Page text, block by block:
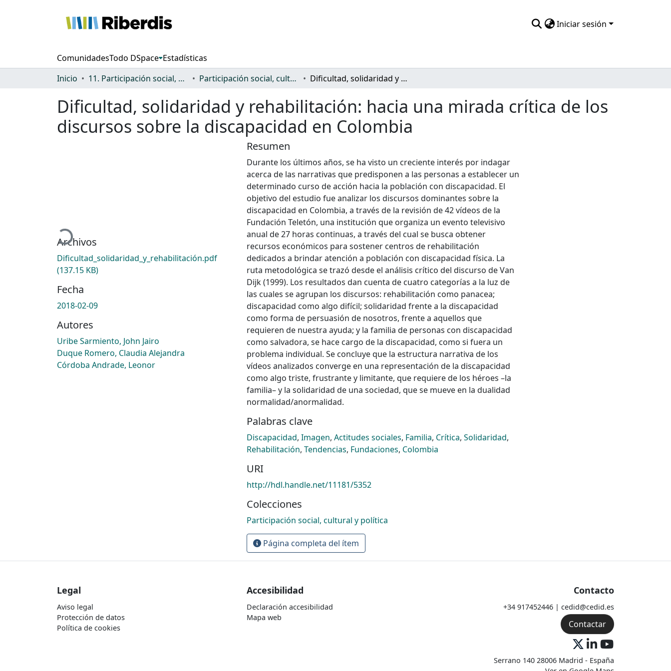
Iniciar sesión
ComunidadesTodo DSpace Estadísticas
Inicio
11. Participación social, cultural y política Participación social, cultural y política Dificultad, solidaridad y rehabilitación: hacia una mirada crítica de los discursos sobre la discapacidad en Colombia
Dificultad, solidaridad y rehabilitación: hacia una mirada crítica de los
discursos sobre la discapacidad en Colombia
Cargando...
Archivos
Dificultad_solidaridad_y_rehabilitación.pdf
(137.15 KB)
Fecha
2018-02-09
Autores
Uribe Sarmiento, John Jairo
Duque Romero, Claudia Alejandra
Córdoba Andrade, Leonor
Resumen
Durante los últimos años, se ha visto un creciente interés por indagar
acerca de las narrativas que predisponen a las personas a establecer un
determinado curso de acción hacia la población con discapacidad. El
objetivo del estudio fue analizar los discursos dominantes sobre la
discapacidad en Colombia, a través de la revisión de 42 vídeos de la
Fundación Teletón, una institución que organiza un evento televisivo
anual de 27 horas continuas, a través del cual se busca obtener
recursos económicos para sostener centros de rehabilitación
dedicados a brindar atención a población con discapacidad física. La
ruta metodológica se trazó desde el análisis crítico del discurso de Van
Dijk (1999). Los resultados dan cuenta de cuatro categorías a la luz de
las cuales se agrupan los discursos: rehabilitación como panacea;
discapacidad como algo difícil; solidaridad frente a la discapacidad
como forma de persuasión de nosotros, frente a aquellos que
requieren de nuestra ayuda; y la familia de personas con discapacidad
como salvadora, se hace cargo de la discapacidad, como si fuera un
problema individual. Se concluye que la estructura narrativa de los
vídeos analizados converge en una representación de la discapacidad
como algo triste, frustrante y limitante, que requiere de los héroes –la
familia– y la solidaridad de una sociedad, que se mueve en la dualidad
normalidad/anormalidad.
Palabras clave
Discapacidad, Imagen, Actitudes sociales, Familia, Crítica, Solidaridad,
Rehabilitación, Tendencias, Fundaciones, Colombia
URI
http://hdl.handle.net/11181/5352
Colecciones
Participación social, cultural y política
Página completa del ítem
Legal
Aviso legal
Protección de datos
Política de cookies
Accesibilidad
Declaración accesibilidad
Mapa web
Contacto
+34 917452446 | cedid@cedid.es
Contactar
Serrano 140 28006 Madrid - España